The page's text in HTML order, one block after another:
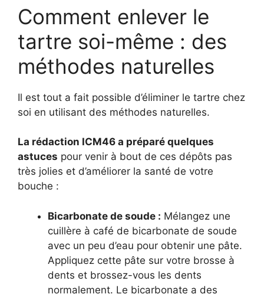
Comment enlever le
tartre soi-même : des
méthodes naturelles
Il est tout a fait possible d’éliminer le tartre chez
soi en utilisant des méthodes naturelles.
La rédaction ICM46 a préparé quelques
astuces pour venir à bout de ces dépôts pas
très jolies et d’améliorer la santé de votre
bouche :
Bicarbonate de soude : Mélangez une
cuillère à café de bicarbonate de soude
avec un peu d’eau pour obtenir une pâte.
Appliquez cette pâte sur votre brosse à
dents et brossez-vous les dents
normalement. Le bicarbonate a des